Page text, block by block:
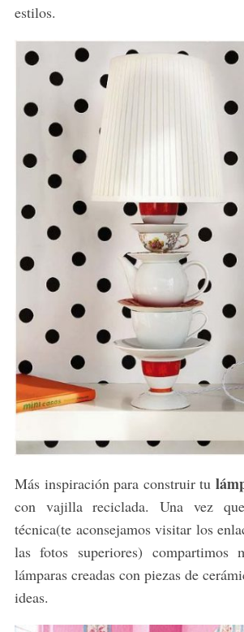
estilos.
Más inspiración para construir tu
con vajilla reciclada. Una vez
técnica(te aconsejamos visitar los
las fotos superiores) compartimos
lámparas creadas con piezas de
ideas.